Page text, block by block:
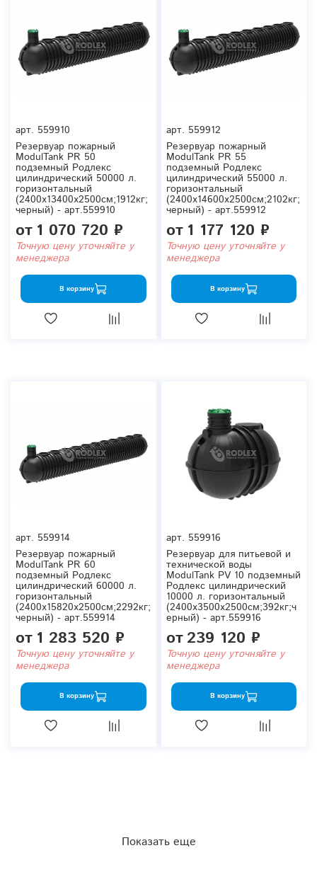
арт. 559910
Резервуар пожарный
ModulTank PR 50
подземный Родлекс
цилиндрический 50000 л.
горизонтальный
(2400x13400x2500см;1912кг;
черный) - арт.559910
от 1 070 720 ₽
Точную цену уточняйте у
менеджера
В корзину
арт. 559912
Резервуар пожарный
ModulTank PR 55
подземный Родлекс
цилиндрический 55000 л.
горизонтальный
(2400x14600x2500см;2102кг;
черный) - арт.559912
от 1 177 120 ₽
Точную цену уточняйте у
менеджера
В корзину
арт. 559914
Резервуар пожарный
ModulTank PR 60
подземный Родлекс
цилиндрический 60000 л.
горизонтальный
(2400x15820x2500см;2292кг;
черный) - арт.559914
от 1 283 520 ₽
Точную цену уточняйте у
менеджера
В корзину
арт. 559916
Резервуар для питьевой и
технической воды
ModulTank PV 10 подземный
Родлекс цилиндрический
10000 л. горизонтальный
(2400x3500x2500см;392кг;ч
ерный) - арт.559916
от239 120 ₽
Точную цену уточняйте у
менеджера
В корзину
Показать еще